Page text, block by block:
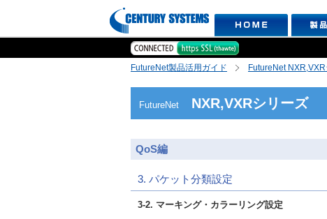
FutureNet製品活用ガイド FutureNet
FutureNet NXR,VXRシリーズ
QoS編
3. パケット分類設定
3-2. マーキング・カラーリング設定